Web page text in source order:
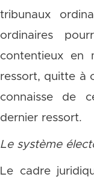
tribunaux
ordinaires
contentieux en
ressort, quitte à
connaisse de
dernier ressort.
Le système
Le cadre